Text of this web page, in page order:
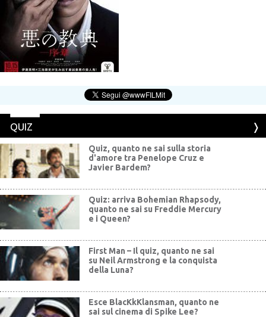
QUIZ
Quiz, quanto ne sai sulla storia
d'amore tra Penelope Cruz e
Javier Bardem?
Quiz: arriva Bohemian Rhapsody,
quanto ne sai su Freddie Mercury
e i Queen?
First Man – Il quiz, quanto ne sai
su Neil Armstrong e la conquista
della Luna?
Esce BlacKkKlansman, quanto ne
sai sul cinema di Spike Lee?